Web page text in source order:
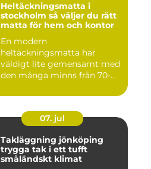
Heltäckningsmatta i
stockholm så väljer du rätt
matta för hem och kontor
En modern
heltäckningsmatta har
väldigt lite gemensamt med
den många minns från 70-
07. jul
Takläggning jönköping
trygga tak i ett tufft
småländskt klimat